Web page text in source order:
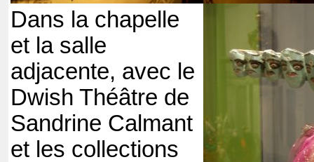
Dans la chapelle
et la salle
adjacente, avec le
Dwish Théâtre de
Sandrine Calmant
et les collections